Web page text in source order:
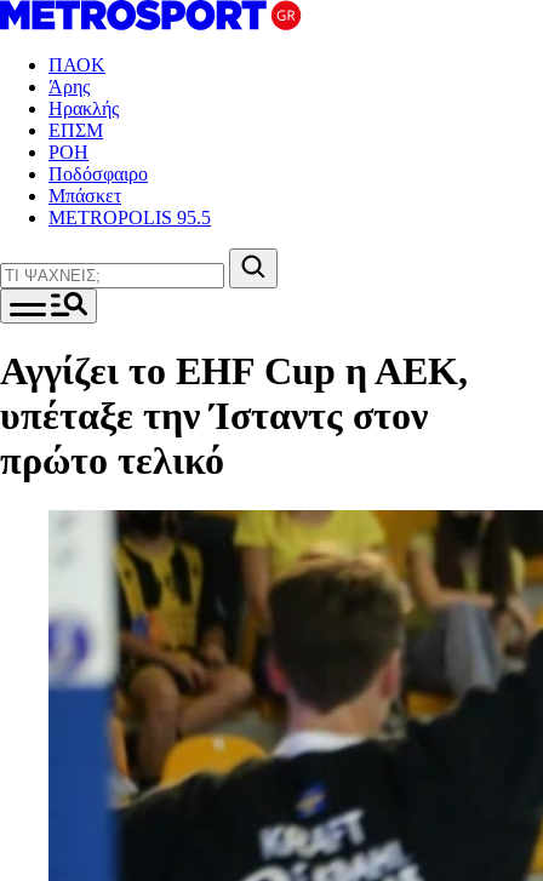
ΠΑΟΚ
Άρης
Ηρακλής
ΕΠΣΜ
ΡΟΗ
Ποδόσφαιρο
Μπάσκετ
METROPOLIS 95.5
Αγγίζει το EHF Cup η ΑΕΚ,
υπέταξε την Ίσταντς στον
πρώτο τελικό